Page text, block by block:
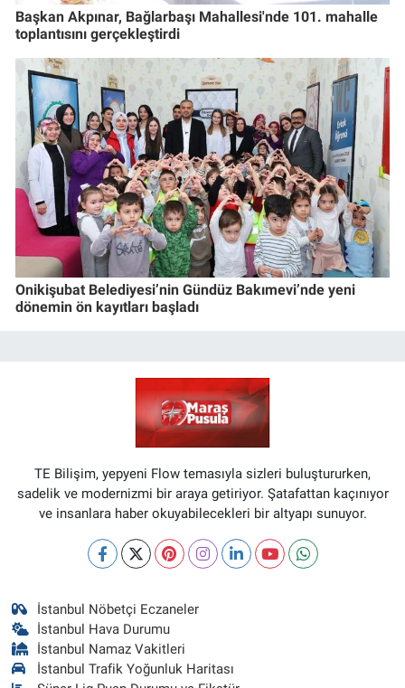
Başkan Akpınar, Bağlarbaşı Mahallesi'nde 101. mahalle
toplantısını gerçekleştirdi
Onikişubat Belediyesi’nin Gündüz Bakımevi’nde yeni
dönemin ön kayıtları başladı
TE Bilişim, yepyeni Flow temasıyla sizleri buluştururken,
sadelik ve modernizmi bir araya getiriyor. Şatafattan kaçınıyor
ve insanlara haber okuyabilecekleri bir altyapı sunuyor.
İstanbul Nöbetçi Eczaneler
İstanbul Hava Durumu
İstanbul Namaz Vakitleri
İstanbul Trafik Yoğunluk Haritası